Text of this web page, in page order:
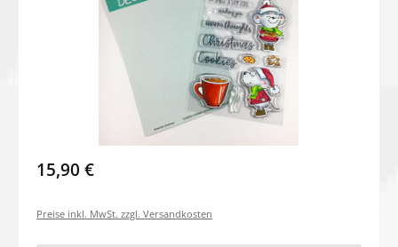
15,90 €
Preise inkl. MwSt. zzgl. Versandkosten